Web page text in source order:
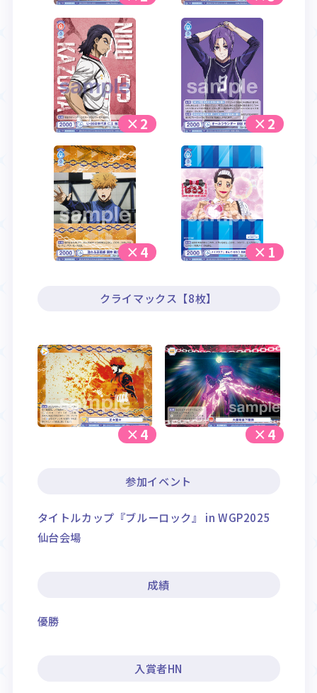
×2 ×2
×4 ×1
クライマックス【8枚】
×4 ×4
参加イベント
タイトルカップ『ブルーロック』 in WGP2025
仙台会場
成績
優勝
入賞者HN